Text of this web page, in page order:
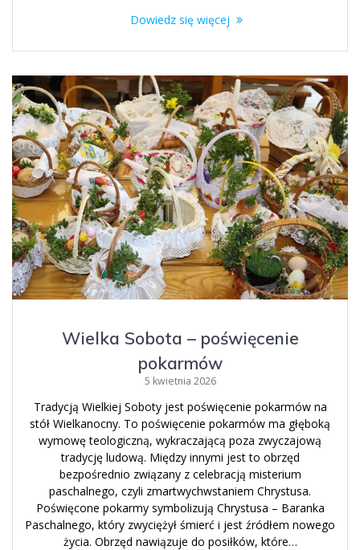
Dowiedz się więcej
Wielka Sobota – poświęcenie
pokarmów
5 kwietnia 2026
Tradycją Wielkiej Soboty jest poświęcenie pokarmów na
stół Wielkanocny. To poświęcenie pokarmów ma głęboką
wymowę teologiczną, wykraczającą poza zwyczajową
tradycję ludową. Między innymi jest to obrzęd
bezpośrednio związany z celebracją misterium
paschalnego, czyli zmartwychwstaniem Chrystusa.
Poświęcone pokarmy symbolizują Chrystusa – Baranka
Paschalnego, który zwyciężył śmierć i jest źródłem nowego
życia. Obrzęd nawiązuje do posiłków, które…